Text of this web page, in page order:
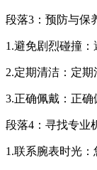
段落3：预防与保
1.避免剧烈碰撞
2.定期清洁：定期
3.正确佩戴：正确
段落4：寻找专业
1.联系腕表时光